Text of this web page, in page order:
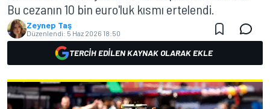
Bu cezanın 10 bin euro'luk kısmı ertelendi.
Zeynep Taş
Düzenlendi: 5 Haz 2026 18:50
TERCIH EDILEN KAYNAK OLARAK EKLE